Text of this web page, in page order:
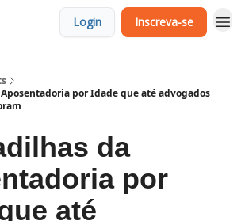
Login Inscreva-se
por Idade que até advogados
da
por
até